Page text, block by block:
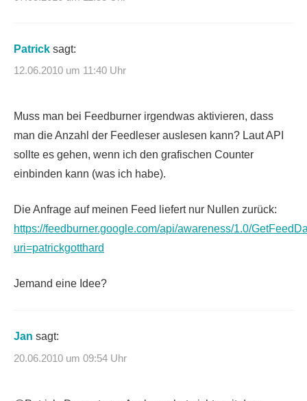
Patrick sagt:
12.06.2010 um 11:40 Uhr
Muss man bei Feedburner irgendwas aktivieren, dass
man die Anzahl der Feedleser auslesen kann? Laut API
sollte es gehen, wenn ich den grafischen Counter
einbinden kann (was ich habe).
Die Anfrage auf meinen Feed liefert nur Nullen zurück:
https://feedburner.google.com/api/awareness/1.0/
uri=patrickgotthard
Jemand eine Idee?
Jan sagt:
20.06.2010 um 09:54 Uhr